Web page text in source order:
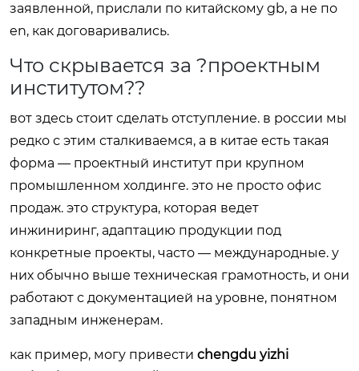
заявленной, прислали по китайскому gb, а не по
en, как договаривались.
Что скрывается за ?проектным
институтом??
вот здесь стоит сделать отступление. в россии мы
редко с этим сталкиваемся, а в китае есть такая
форма — проектный институт при крупном
промышленном холдинге. это не просто офис
продаж. это структура, которая ведет
инжиниринг, адаптацию продукции под
конкретные проекты, часто — международные. у
них обычно выше техническая грамотность, и они
работают с документацией на уровне, понятном
западным инженерам.
как пример, могу привести chengdu yizhi